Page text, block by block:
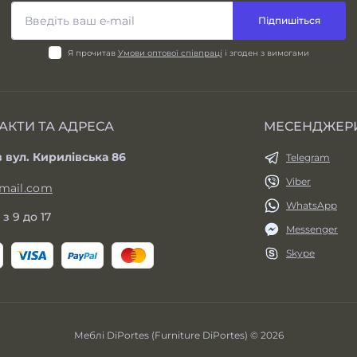
Підпишіться
Я прочитав Умови оптової співпраці і згоден з вимогами
ТА АДРЕСА
вул. Кирилівська 86
9 до 17
Telegram
Viber
WhatsApp
Messenger
Skype
Меблі DiPortes (Furniture DiPortes) © 2026